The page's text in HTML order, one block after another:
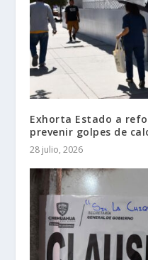
Exhorta Estado a
prevenir golpes de
28 julio, 2026